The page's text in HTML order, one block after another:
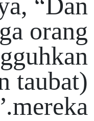
orang
taubat)
mereka.”